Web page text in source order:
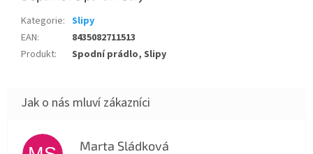
Kategorie: Slipy
EAN:
8435082711513
Produkt: Spodní prádlo, Slipy
Marta Sládková